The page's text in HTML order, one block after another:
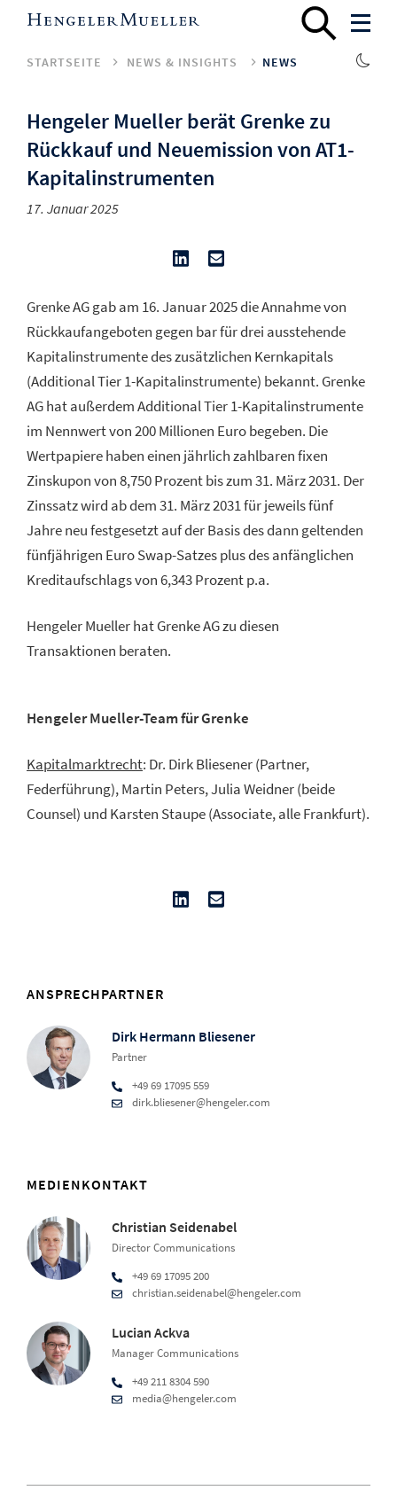
STARTSEITE NEWS & INSIGHTS NEWS
Hengeler Mueller berät Grenke zu
Rückkauf und Neuemission von AT1-
Kapitalinstrumenten
17. Januar 2025
Grenke AG gab am 16. Januar 2025 die Annahme von
Rückkaufangeboten gegen bar für drei ausstehende
Kapitalinstrumente des zusätzlichen Kernkapitals
(Additional Tier 1-Kapitalinstrumente) bekannt. Grenke
AG hat außerdem Additional Tier 1-Kapitalinstrumente
im Nennwert von 200 Millionen Euro begeben. Die
Wertpapiere haben einen jährlich zahlbaren fixen
Zinskupon von 8,750 Prozent bis zum 31. März 2031. Der
Zinssatz wird ab dem 31. März 2031 für jeweils fünf
Jahre neu festgesetzt auf der Basis des dann geltenden
fünfjährigen Euro Swap-Satzes plus des anfänglichen
Kreditaufschlags von 6,343 Prozent p.a.
Hengeler Mueller hat Grenke AG zu diesen
Transaktionen beraten.
Hengeler Mueller-Team für Grenke
Kapitalmarktrecht: Dr. Dirk Bliesener (Partner,
Federführung), Martin Peters, Julia Weidner (beide
Counsel) und Karsten Staupe (Associate, alle Frankfurt).
ANSPRECHPARTNER
Dirk Hermann Bliesener
Partner
+49 69 17095 559
dirk.bliesener@hengeler.com
MEDIENKONTAKT
Christian Seidenabel
Director Communications
+49 69 17095 200
christian.seidenabel@hengeler.com
Lucian Ackva
Manager Communications
+49 211 8304 590
media@hengeler.com